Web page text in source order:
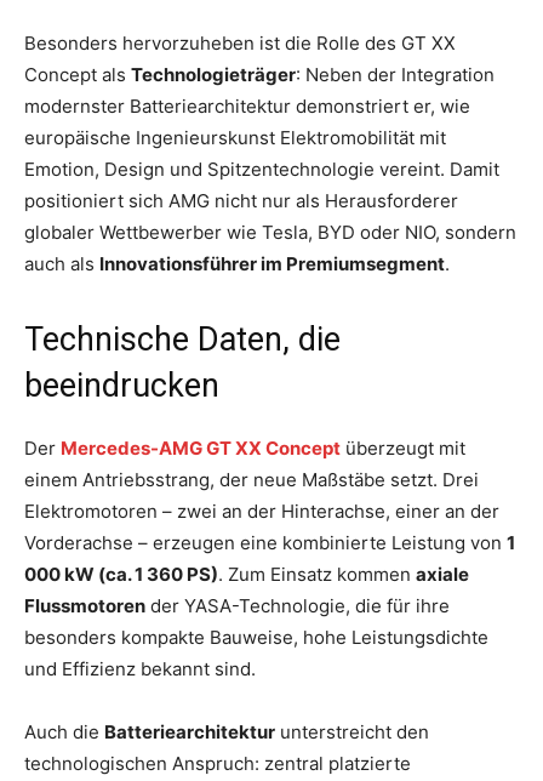
Besonders hervorzuheben ist die Rolle des GT XX
Concept als Technologieträger: Neben der Integration
modernster Batteriearchitektur demonstriert er, wie
europäische Ingenieurskunst Elektromobilität mit
Emotion, Design und Spitzentechnologie vereint. Damit
positioniert sich AMG nicht nur als Herausforderer
globaler Wettbewerber wie Tesla, BYD oder NIO, sondern
auch als Innovationsführer im Premiumsegment.
Technische Daten, die
beeindrucken
Der Mercedes-AMG GT XX Concept überzeugt mit
einem Antriebsstrang, der neue Maßstäbe setzt. Drei
Elektromotoren – zwei an der Hinterachse, einer an der
Vorderachse – erzeugen eine kombinierte Leistung von 1
000 kW (ca. 1 360 PS). Zum Einsatz kommen axiale
Flussmotoren der YASA-Technologie, die für ihre
besonders kompakte Bauweise, hohe Leistungsdichte
und Effizienz bekannt sind.
Auch die Batteriearchitektur unterstreicht den
technologischen Anspruch: zentral platzierte